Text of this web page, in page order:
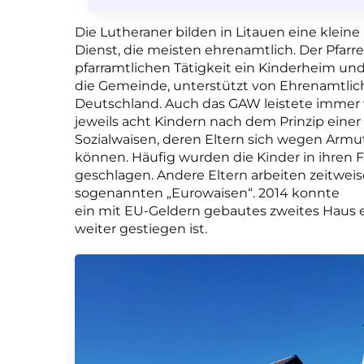
Die Lutheraner bilden in Litauen eine
Dienst, die meisten ehrenamtlich. Der
pfarramtlichen Tätigkeit ein Kinderheim
die Gemeinde, unterstützt von
Deutschland. Auch das GAW leistete
jeweils acht Kindern nach dem Prinzip
Sozialwaisen, deren Eltern sich wegen
können. Häufig wurden die Kinder in ihren
geschlagen. Andere Eltern arbeiten
sogenannten „Eurowaisen“. 2014 konnte
ein mit EU-Geldern gebautes zweites
weiter gestiegen ist.